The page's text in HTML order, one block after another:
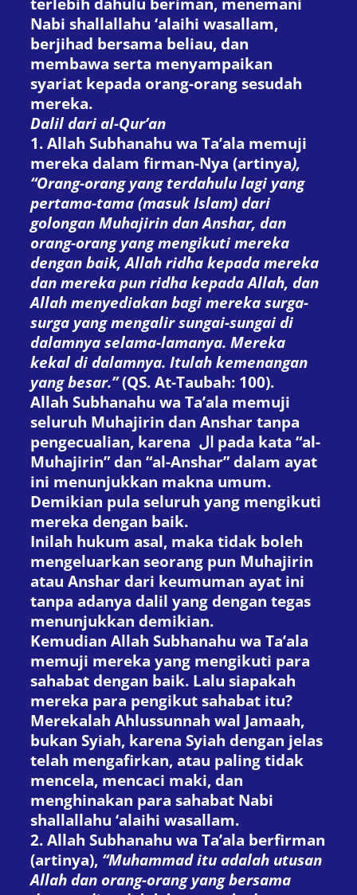
Nabi shallallahu ‘alaihi wasallam,
berjihad bersama beliau, dan
membawa serta menyampaikan
syariat kepada orang-orang sesudah
mereka.
Dalil dari al-Qur’an
1. Allah Subhanahu wa Ta’ala memuji
mereka dalam firman-Nya (artinya),
“Orang-orang yang terdahulu lagi yang
pertama-tama (masuk Islam) dari
golongan Muhajirin dan Anshar, dan
orang-orang yang mengikuti mereka
dengan baik, Allah ridha kepada mereka
dan mereka pun ridha kepada Allah, dan
Allah menyediakan bagi mereka surga-
surga yang mengalir sungai-sungai di
dalamnya selama-lamanya. Mereka
kekal di dalamnya. Itulah kemenangan
yang besar.”(QS. At-Taubah: 100).
Allah Subhanahu wa Ta’ala memuji
seluruh Muhajirin dan Anshar tanpa
pengecualian, karena ال pada kata “al-
Muhajirin” dan “al-Anshar” dalam ayat
ini menunjukkan makna umum.
Demikian pula seluruh yang mengikuti
mereka dengan baik.
Inilah hukum asal, maka tidak boleh
mengeluarkan seorang pun Muhajirin
atau Anshar dari keumuman ayat ini
tanpa adanya dalil yang dengan tegas
menunjukkan demikian.
Kemudian Allah Subhanahu wa Ta’ala
memuji mereka yang mengikuti para
sahabat dengan baik. Lalu siapakah
mereka para pengikut sahabat itu?
Merekalah Ahlussunnah wal Jamaah,
bukan Syiah, karena Syiah dengan jelas
telah mengafirkan, atau paling tidak
mencela, mencaci maki, dan
menghinakan para sahabat Nabi
shallallahu ‘alaihi wasallam.
2. Allah Subhanahu wa Ta’ala berfirman
(artinya), “Muhammad itu adalah utusan
Allah dan orang-orang yang bersama